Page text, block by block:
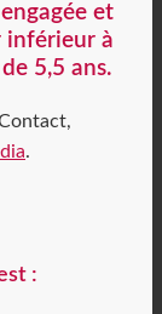
et
inférieur à
5,5 ans.
.
: